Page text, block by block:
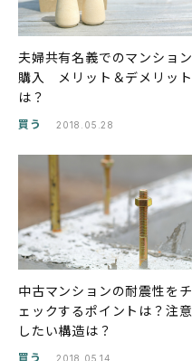
夫婦共有名義でのマンション
購入 メリット＆デメリット
は？
買う 2018.05.28
中古マンションの耐震性をチ
ェックするポイントは？注意
したい構造は？
買う 2018.05.14